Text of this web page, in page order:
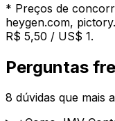
* Preços de
heygen.com,
R$ 5,50 / US$ 1.
Perguntas
8 dúvidas que mais